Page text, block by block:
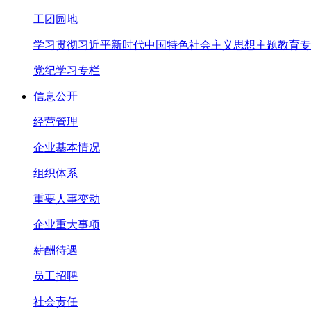
工团园地
学习贯彻习近平新时代中国特色社会主义思想主题教育
党纪学习专栏
信息公开
经营管理
企业基本情况
组织体系
重要人事变动
企业重大事项
薪酬待遇
员工招聘
社会责任